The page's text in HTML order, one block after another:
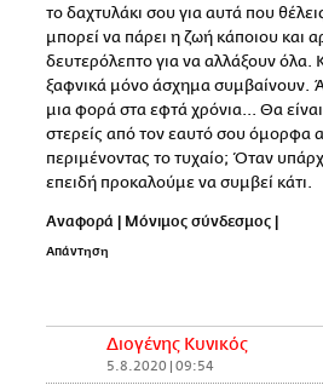
το δαχτυλάκι σου για αυτά που
μπορεί να πάρει η ζωή κάποιου και
δευτερόλεπτο για να αλλάξουν όλα.
ξαφνικά μόνο άσχημα συμβαίνουν.
μια φορά στα εφτά χρόνια... Θα είναι
στερείς από τον εαυτό σου όμορφα
περιμένοντας το τυχαίο; Όταν
επειδή προκαλούμε να συμβεί κάτι.
Αναφορά Μόνιμος σύνδεσμος
Απάντηση
Διογένης Κυνικός
5.8.2020 | 09:54